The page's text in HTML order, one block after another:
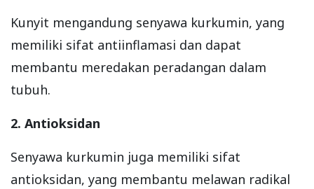
Kunyit mengandung senyawa kurkumin, yang
memiliki sifat antiinflamasi dan dapat
membantu meredakan peradangan dalam
tubuh.
2. Antioksidan
Senyawa kurkumin juga memiliki sifat
antioksidan, yang membantu melawan radikal